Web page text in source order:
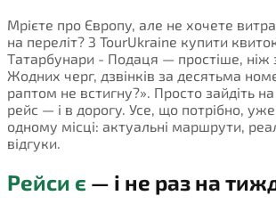
Мрієте про Європу, але не хочете
на переліт? З TourUkraine купити
Татарбунари - Подаця — простіше, ніж
Жодних черг, дзвінків за десятьма
раптом не встигну?». Просто зайдіть на
рейс — і в дорогу. Усе, що потрібно, уже
одному місці: актуальні маршрути,
відгуки.
Рейси є — і не раз на